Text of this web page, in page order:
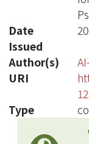
Date
Issued
Author(s)
URI
Type